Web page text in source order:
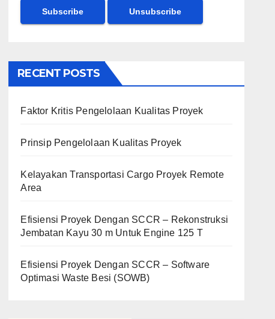
RECENT POSTS
Faktor Kritis Pengelolaan Kualitas Proyek
Prinsip Pengelolaan Kualitas Proyek
Kelayakan Transportasi Cargo Proyek Remote
Area
Efisiensi Proyek Dengan SCCR – Rekonstruksi
Jembatan Kayu 30 m Untuk Engine 125 T
Efisiensi Proyek Dengan SCCR – Software
Optimasi Waste Besi (SOWB)